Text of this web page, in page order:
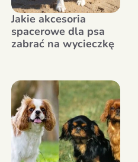
Jakie akcesoria
spacerowe dla psa
zabrać na wycieczkę